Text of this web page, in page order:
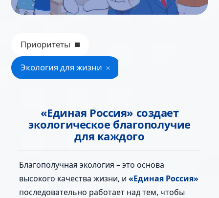
Приоритеты
Экология для жизни
«Единая Россия» создает
экологическое благополучие
для каждого
Благополучная экология – это основа
высокого качества жизни, и «Единая Россия»
последовательно работает над тем, чтобы